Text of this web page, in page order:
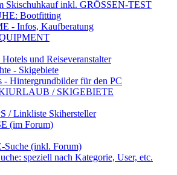
Skischuhkaufinkl. GRÖSSEN-TEST
Bootfitting
- Infos, Kaufberatung
und Reiseveranstalter
- Skigebiete
- Hintergrundbilder für den PC
/ SKIGEBIETE
/ Linkliste Skihersteller
(im Forum)
-Suche (inkl. Forum)
speziell nach Kategorie, User, etc.